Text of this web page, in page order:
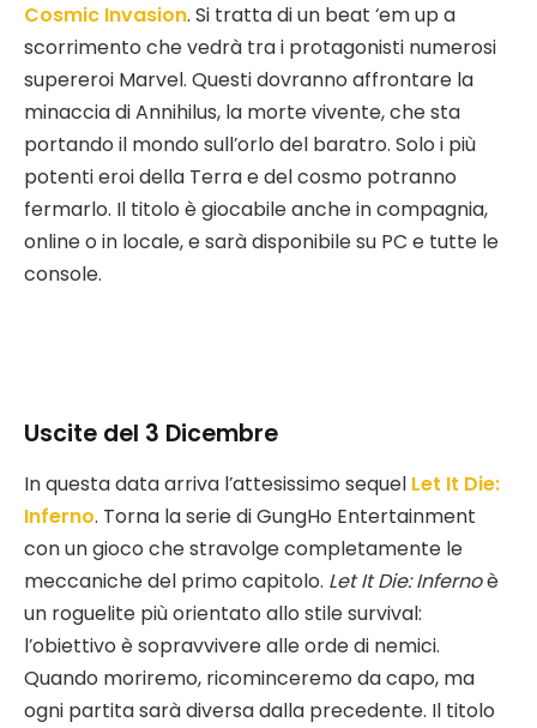
Cosmic Invasion. Si tratta di un beat ‘em up a
scorrimento che vedrà tra i protagonisti numerosi
supereroi Marvel. Questi dovranno affrontare la
minaccia di Annihilus, la morte vivente, che sta
portando il mondo sull’orlo del baratro. Solo i più
potenti eroi della Terra e del cosmo potranno
fermarlo. Il titolo è giocabile anche in compagnia,
online o in locale, e sarà disponibile su PC e tutte le
console.
Uscite del 3 Dicembre
In questa data arriva l’attesissimo sequel Let It Die:
Inferno. Torna la serie di GungHo Entertainment
con un gioco che stravolge completamente le
meccaniche del primo capitolo. Let It Die: Infernoè
un roguelite più orientato allo stile survival:
l’obiettivo è sopravvivere alle orde di nemici.
Quando moriremo, ricominceremo da capo, ma
ogni partita sarà diversa dalla precedente. Il titolo